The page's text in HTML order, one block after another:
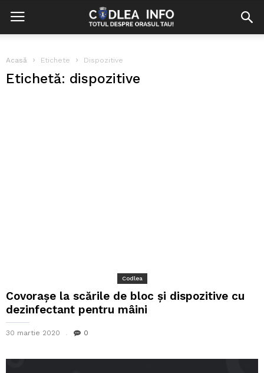
Acasă Etichete Dispozitive
Etichetă: dispozitive
Codlea
Covorașe la scările de bloc și dispozitive cu
dezinfectant pentru mâini
30 martie 2020 0